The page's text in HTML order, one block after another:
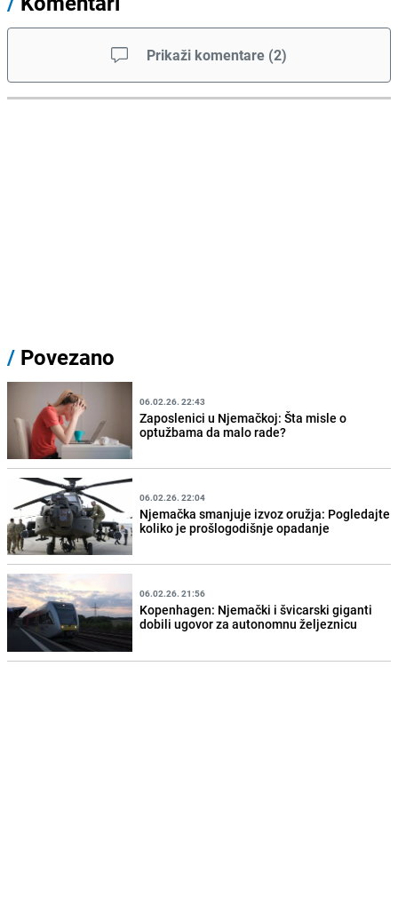
Prikaži komentare (2)
/ Povezano
06.02.26. 22:43
Zaposlenici u Njemačkoj: Šta misle o
optužbama da malo rade?
06.02.26. 22:04
Njemačka smanjuje izvoz oružja: Pogledajte
koliko je prošlogodišnje opadanje
06.02.26. 21:56
Kopenhagen: Njemački i švicarski giganti
dobili ugovor za autonomnu željeznicu